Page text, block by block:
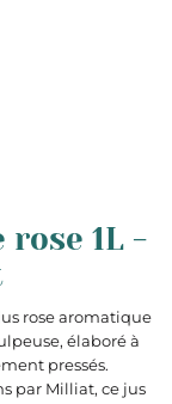
rose 1L -
rose aromatique
élaboré à
pressés.
par Milliat, ce jus